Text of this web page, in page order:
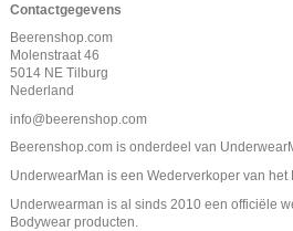
Contactgegevens
Beerenshop.com
Molenstraat 46
5014 NE Tilburg
Nederland
info@beerenshop.com
Beerenshop.com is onderdeel van
UnderwearMan is een Wederverkoper van
Underwearman is al sinds 2010 een officiële
Bodywear producten.